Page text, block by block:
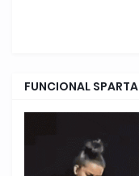
FUNCIONAL SPARTA